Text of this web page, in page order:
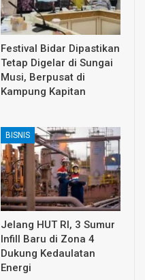
Festival Bidar Dipastikan
Tetap Digelar di Sungai
Musi, Berpusat di
Kampung Kapitan
BISNIS
Jelang HUT RI, 3 Sumur
Infill Baru di Zona 4
Dukung Kedaulatan
Energi